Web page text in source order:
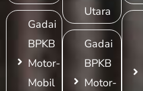
Gadai
BPKB
Motor-
Mobil
Utara
Gadai
BPKB
Motor-